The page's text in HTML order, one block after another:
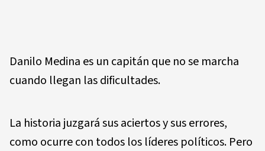
Danilo Medina es un capitán que no se marcha
cuando llegan las dificultades.
La historia juzgará sus aciertos y sus errores,
como ocurre con todos los líderes políticos. Pero